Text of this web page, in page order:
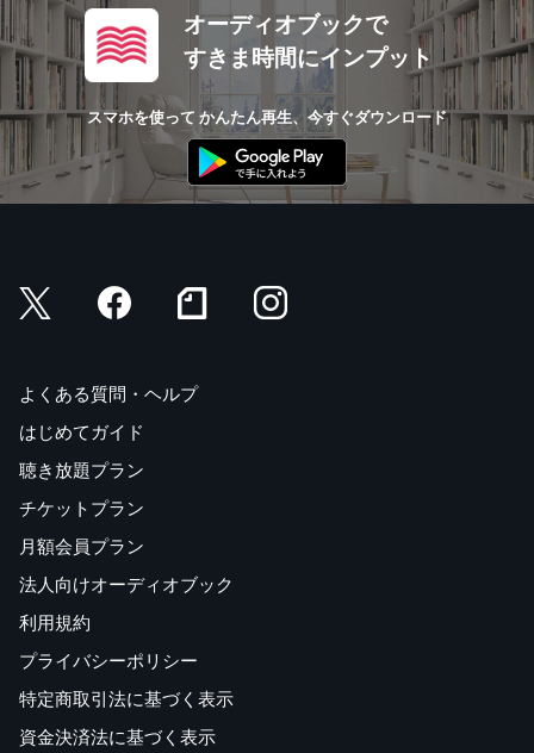
3) つなぎ言葉1 4) つなぎ言葉2
5) 役に立つ接頭辞 6) 品詞がわかる語尾
（Focus）
1) Part 1の頻出動詞 BEST 40
2) コロケーションBEST 40
3) 口語表現BEST 40
4) まぎらわしい単語BEST 25
オーディオブックで
すきま時間にインプット
スマホを使って かんたん再生、今すぐダウンロード
よくある質問・ヘルプ
はじめてガイド
聴き放題プラン
チケットプラン
月額会員プラン
法人向けオーディオブック
利用規約
プライバシーポリシー
特定商取引法に基づく表示
資金決済法に基づく表示